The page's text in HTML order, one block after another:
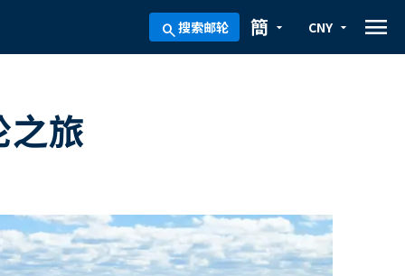
search搜索邮轮 arrow_drop_down
簡 arrow_drop_down
CNY menu
旅